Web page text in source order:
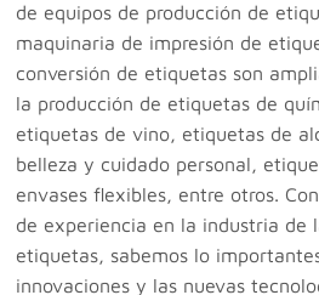
de equipos de producción de
maquinaria de impresión de
conversión de etiquetas son
la producción de etiquetas de
etiquetas de vino, etiquetas de
belleza y cuidado personal,
envases flexibles, entre otros.
de experiencia en la industria de
etiquetas, sabemos lo
innovaciones y las nuevas